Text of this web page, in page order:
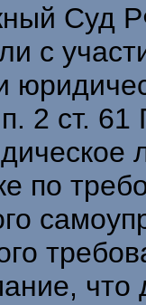
Суд
с
2 ст.
по
что